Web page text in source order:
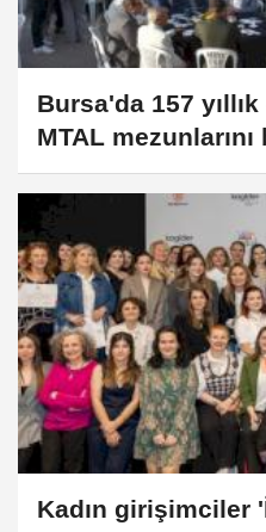
Bursa'da 157
MTAL
Kadın girişimciler